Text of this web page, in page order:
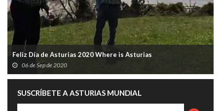
Feliz Día de Asturias 2020 Where is Asturias
06 de Sep de 2020
SUSCRÍBETE A ASTURIAS MUNDIAL